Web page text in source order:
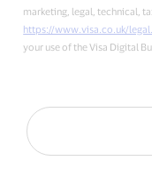
marketing, legal, technical,
https://www.visa.co.uk/
your use of the Visa Digital